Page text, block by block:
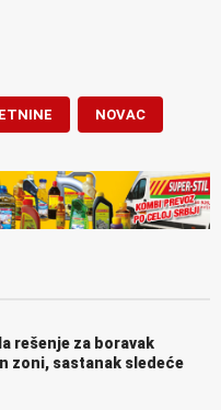
NOVAC
rešenje za boravak
zoni, sastanak sledeće